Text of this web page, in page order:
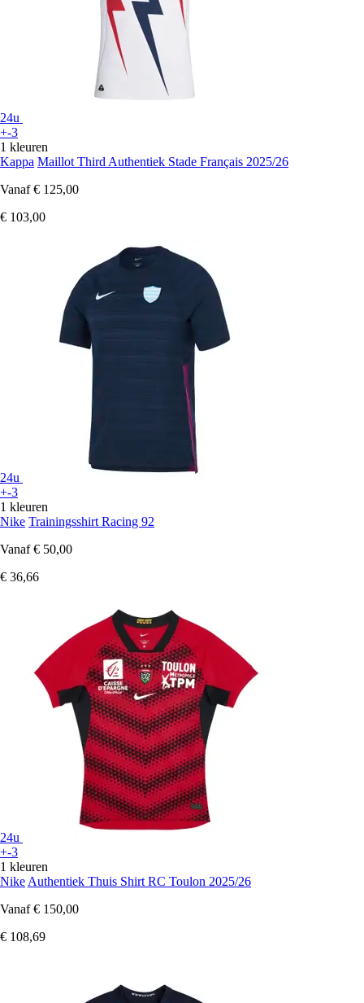
24u
+-3
1 kleuren
Kappa Maillot Third Authentiek Stade Français 2025/26
Vanaf € 125,00
€ 103,00
24u
+-3
1 kleuren
Nike Trainingsshirt Racing 92
Vanaf € 50,00
€ 36,66
24u
+-3
1 kleuren
Nike Authentiek Thuis Shirt RC Toulon 2025/26
Vanaf € 150,00
€ 108,69